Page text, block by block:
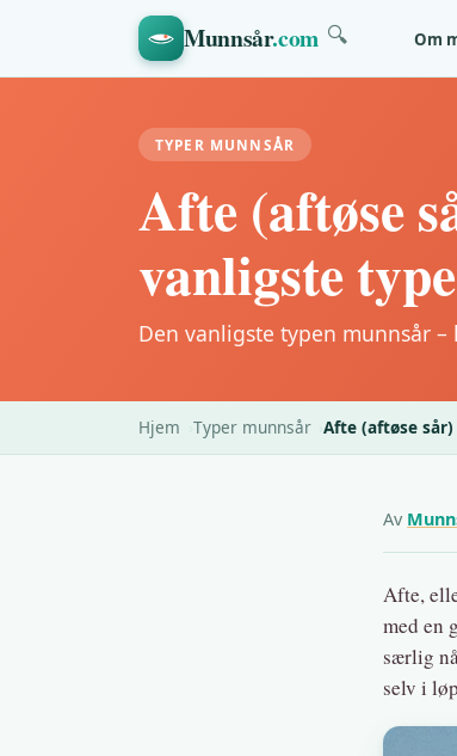
Munnsår.com 🔍 Om
TYPER MUNNSÅR
Afte (aftøse
vanligste
Den vanligste typen munnsår
Hjem Typer munnsår Afte (aftøse sår)
Av
Afte,
med en
særlig
selv i